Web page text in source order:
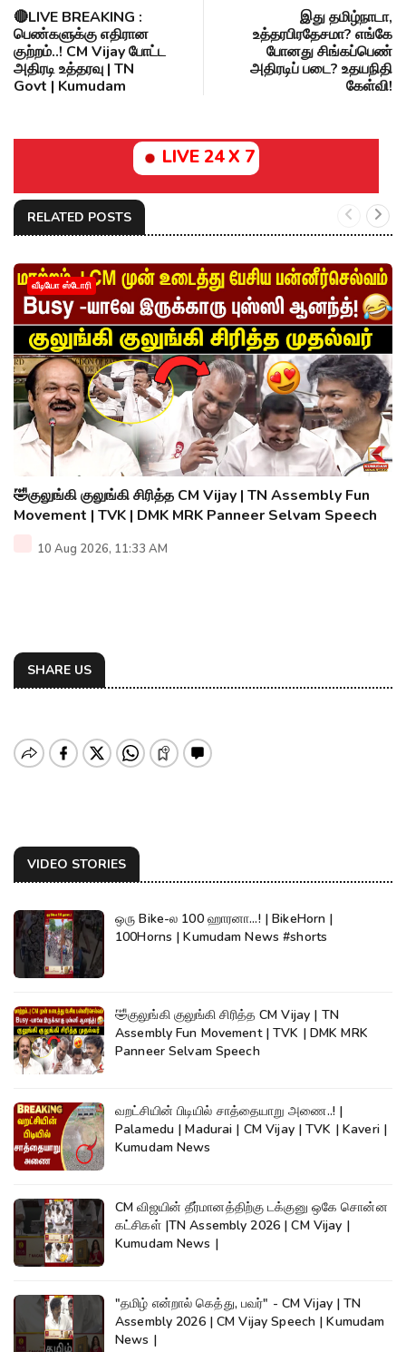
🔴LIVE BREAKING :
பெண்களுக்கு எதிரான
குற்றம்..! CM Vijay போட்ட
அதிரடி உத்தரவு | TN
Govt | Kumudam
இது தமிழ்நாடா,
உத்தரபிரதேசமா? எங்கே
போனது சிங்கப்பெண்
அதிரடிப் படை? உதயநிதி
கேள்வி!
LIVE 24 X 7
RELATED POSTS
வீடியோ ஸ்டோரி
🤣குலுங்கி குலுங்கி சிரித்த CM Vijay | TN Assembly Fun
Movement | TVK | DMK MRK Panneer Selvam Speech
10 Aug 2026, 11:33 AM
SHARE US
VIDEO STORIES
ஒரு Bike-ல 100 ஹாரனா...! | BikeHorn |
100Horns | Kumudam News #shorts
🤣குலுங்கி குலுங்கி சிரித்த CM Vijay | TN
Assembly Fun Movement | TVK | DMK MRK
Panneer Selvam Speech
வறட்சியின் பிடியில் சாத்தையாறு அணை..! |
Palamedu | Madurai | CM Vijay | TVK | Kaveri |
Kumudam News
CM விஜயின் தீர்மானத்திற்கு டக்குனு ஒகே சொன்ன
கட்சிகள் |TN Assembly 2026 | CM Vijay |
Kumudam News |
"தமிழ் என்றால் கெத்து, பவர்" - CM Vijay | TN
Assembly 2026 | CM Vijay Speech | Kumudam
News |